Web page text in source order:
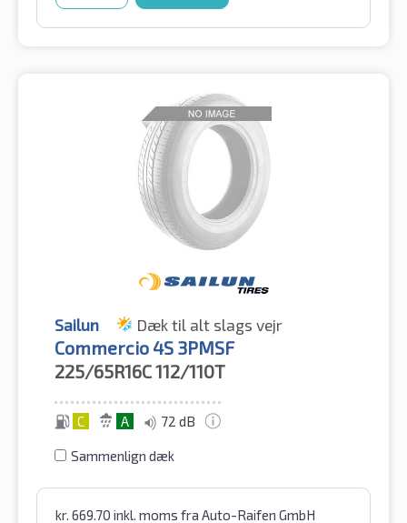
Sailun Dæk til alt slags vejr
Commercio 4S 3PMSF
225/65R16C112/110T
C A 72 dB
Sammenlign dæk
kr. 669.70 inkl. moms fra Auto-Raifen GmbH